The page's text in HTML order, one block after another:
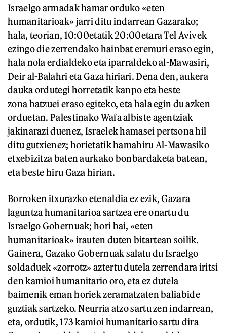
Israelgo armadak hamar orduko «eten
humanitarioak» jarri ditu indarrean Gazarako;
hala, teorian, 10:00etatik 20:00etara Tel Avivek
ezingo die zerrendako hainbat eremuri eraso egin,
hala nola erdialdeko eta iparraldeko al-Mawasiri,
Deir al-Balahri eta Gaza hiriari. Dena den, aukera
dauka ordutegi horretatik kanpo eta beste
zona batzuei eraso egiteko, eta hala egin du azken
orduetan. Palestinako Wafa albiste agentziak
jakinarazi duenez, Israelek hamasei pertsona hil
ditu gutxienez; horietatik hamahiru Al-Mawasiko
etxebizitza baten aurkako bonbardaketa batean,
eta beste hiru Gaza hirian.
Borroken itxurazko etenaldia ez ezik, Gazara
laguntza humanitarioa sartzea ere onartu du
Israelgo Gobernuak; hori bai, «eten
humanitarioak» irauten duten bitartean soilik.
Gainera, Gazako Gobernuak salatu du Israelgo
soldaduek «zorrotz» aztertu dutela zerrendara iritsi
den kamioi humanitario oro, eta ez dutela
baimenik eman horiek zeramatzaten baliabide
guztiak sartzeko. Neurria atzo sartu zen indarrean,
eta, ordutik, 173 kamioi humanitario sartu dira